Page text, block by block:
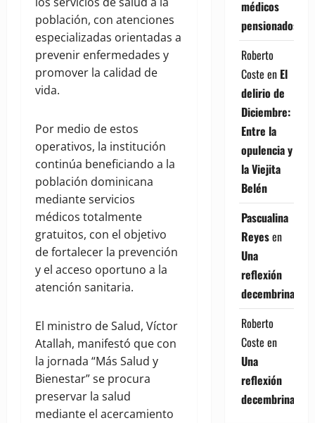
población, con atenciones
especializadas orientadas a
prevenir enfermedades y
promover la calidad de
vida.
Por medio de estos
operativos, la institución
continúa beneficiando a la
población dominicana
mediante servicios
médicos totalmente
gratuitos, con el objetivo
de fortalecer la prevención
y el acceso oportuno a la
atención sanitaria.
El ministro de Salud, Víctor
Atallah, manifestó que con
la jornada “Más Salud y
Bienestar” se procura
preservar la salud
mediante el acercamiento
médicos
pensionados
Roberto
Coste en El
delirio de
Diciembre:
Entre la
opulencia y
la Viejita
Belén
Pascualina
Reyesen
Una
reflexión
decembrina
Roberto
Coste en
Una
reflexión
decembrina